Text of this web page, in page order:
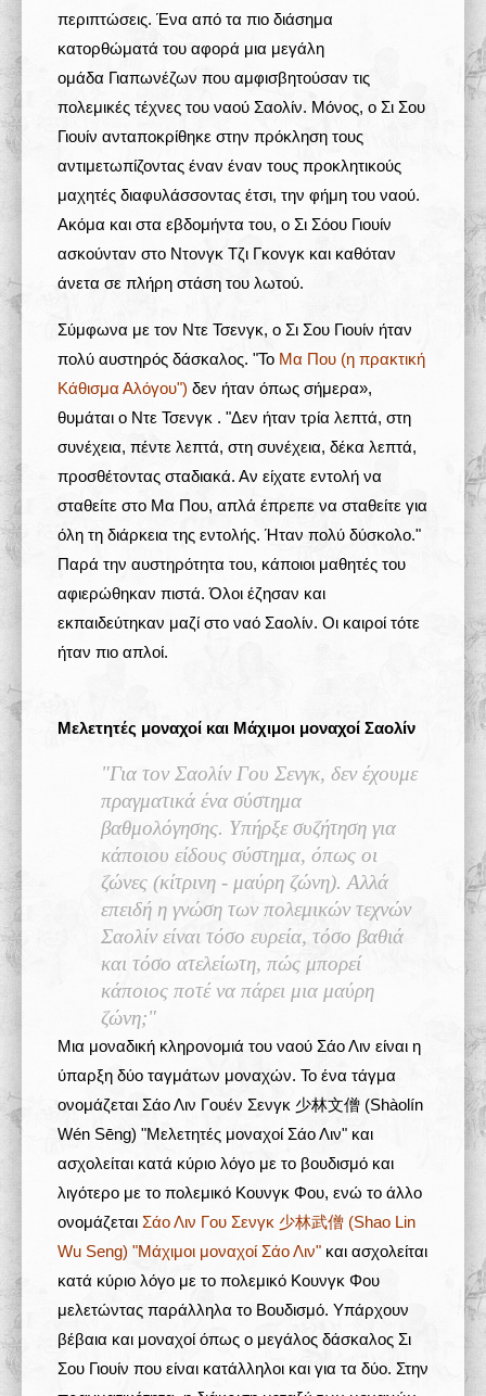
περιπτώσεις. Ένα από τα πιο διάσημα
κατορθώματά του αφορά μια μεγάλη
ομάδα Γιαπωνέζων που αμφισβητούσαν τις
πολεμικές τέχνες του ναού Σαολίν. Μόνος, ο Σι Σου
Γιουίν ανταποκρίθηκε στην πρόκληση τους
αντιμετωπίζοντας έναν έναν τους προκλητικούς
μαχητές διαφυλάσσοντας έτσι, την φήμη του ναού.
Ακόμα και στα εβδομήντα του, ο Σι Σόου Γιουίν
ασκούνταν στο Ντονγκ Τζι Γκονγκ και καθόταν
άνετα σε πλήρη στάση του λωτού.
Σύμφωνα με τον Ντε Τσενγκ, ο Σι Σου Γιουίν ήταν
πολύ αυστηρός δάσκαλος. "Το Μα Που (η πρακτική
Κάθισμα Αλόγου") δεν ήταν όπως σήμερα»,
θυμάται ο Ντε Τσενγκ . "Δεν ήταν τρία λεπτά, στη
συνέχεια, πέντε λεπτά, στη συνέχεια, δέκα λεπτά,
προσθέτοντας σταδιακά. Αν είχατε εντολή να
σταθείτε στο Μα Που, απλά έπρεπε να σταθείτε για
όλη τη διάρκεια της εντολής. Ήταν πολύ δύσκολο."
Παρά την αυστηρότητα του, κάποιοι μαθητές του
αφιερώθηκαν πιστά. Όλοι έζησαν και
εκπαιδεύτηκαν μαζί στο ναό Σαολίν. Οι καιροί τότε
ήταν πιο απλοί.
Μελετητές μοναχοί και Μάχιμοι μοναχοί Σαολίν
"Για τον Σαολίν Γου Σενγκ, δεν έχουμε
πραγματικά ένα σύστημα
βαθμολόγησης. Υπήρξε συζήτηση για
κάποιου είδους σύστημα, όπως οι
ζώνες (κίτρινη - μαύρη ζώνη). Αλλά
επειδή η γνώση των πολεμικών τεχνών
Σαολίν είναι τόσο ευρεία, τόσο βαθιά
και τόσο ατελείωτη, πώς μπορεί
κάποιος ποτέ να πάρει μια μαύρη
ζώνη;"
Μια μοναδική κληρονομιά του ναού Σάο Λιν είναι η
ύπαρξη δύο ταγμάτων μοναχών. Το ένα τάγμα
ονομάζεται Σάο Λιν Γουέν Σενγκ 少林文僧 (Shàolín
Wén Sēng) "Μελετητές μοναχοί Σάο Λιν" και
ασχολείται κατά κύριο λόγο με το βουδισμό και
λιγότερο με το πολεμικό Κουνγκ Φου, ενώ το άλλο
ονομάζεται Σάο Λιν Γου Σενγκ 少林武僧 (Shao Lin
Wu Seng) "Μάχιμοι μοναχοί Σάο Λιν" και ασχολείται
κατά κύριο λόγο με το πολεμικό Κουνγκ Φου
μελετώντας παράλληλα το Βουδισμό. Υπάρχουν
βέβαια και μοναχοί όπως ο μεγάλος δάσκαλος Σι
Σου Γιουίν που είναι κατάλληλοι και για τα δύο. Στην